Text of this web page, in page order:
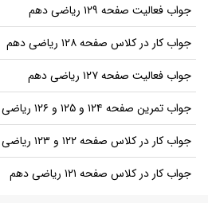
جواب فعالیت صفحه ۱۲۹ ریاضی دهم
جواب کار در کلاس صفحه ۱۲۸ ریاضی دهم
جواب فعالیت صفحه ۱۲۷ ریاضی دهم
جواب تمرین صفحه ۱۲۴ و ۱۲۵ و ۱۲۶ ریاضی دهم
جواب کار در کلاس صفحه ۱۲۲ و ۱۲۳ ریاضی دهم
جواب کار در کلاس صفحه ۱۲۱ ریاضی دهم